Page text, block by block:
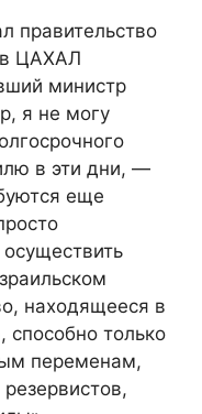
правительство
в ЦАХАЛ
министр
я не могу
в эти дни, —
еще
находящееся в
способно только
переменам,